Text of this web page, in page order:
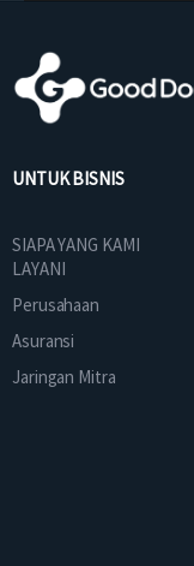
UNTUK BISNIS
SIAPA YANG KAMI
LAYANI
Perusahaan
Asuransi
Jaringan Mitra